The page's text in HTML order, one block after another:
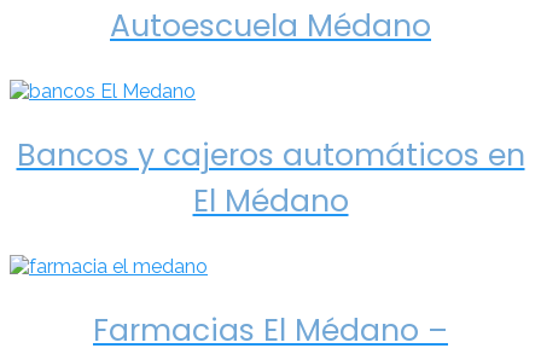
Autoescuela Médano
Bancos y cajeros automáticos en
El Médano
Farmacias El Médano –